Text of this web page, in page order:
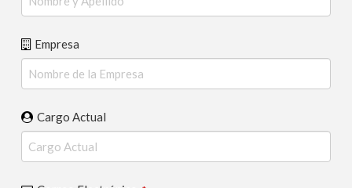
Empresa
Cargo Actual